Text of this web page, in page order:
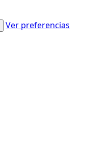
Ver preferencias